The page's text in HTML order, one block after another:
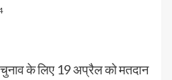
के लिए 19 अप्रैल को मतदान